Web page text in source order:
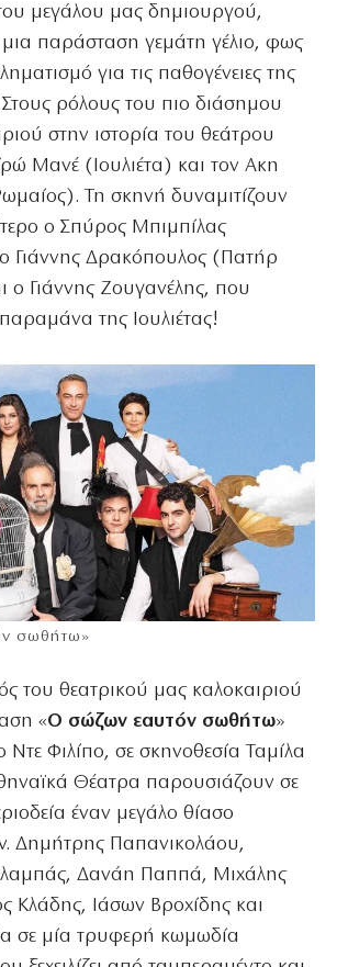
μεγάλου μας δημιουργού,
παράσταση γεμάτη γέλιο, φως
για τις παθογένειες της
ρόλους του πιο διάσημου
στην ιστορία του θεάτρου
Μανέ (Ιουλιέτα) και τον Ακη
Τη σκηνή δυναμιτίζουν
ο Σπύρος Μπιμπίλας
Γιάννης Δρακόπουλος (Πατήρ
ο Γιάννης Ζουγανέλης, που
της Ιουλιέτας!
σωθήτω»
του θεατρικού μας καλοκαιριού
«Ο σώζων εαυτόν σωθήτω»
Ντε Φιλίπο, σε σκηνοθεσία Ταμίλα
Θέατρα παρουσιάζουν σε
έναν μεγάλο θίασο
Δημήτρης Παπανικολάου,
Δανάη Παππά, Μιχάλης
Κλάδης, Ιάσων Βροχίδης και
σε μία τρυφερή κωμωδία